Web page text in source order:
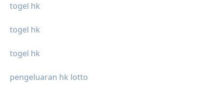
togel hk
togel hk
togel hk
pengeluaran hk lotto